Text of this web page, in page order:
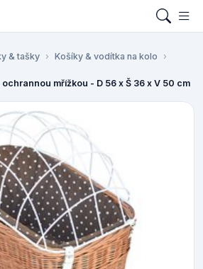
& tašky
Košíky & vodítka na kolo
mřížkou - D 56 x Š 36 x V 50 cm